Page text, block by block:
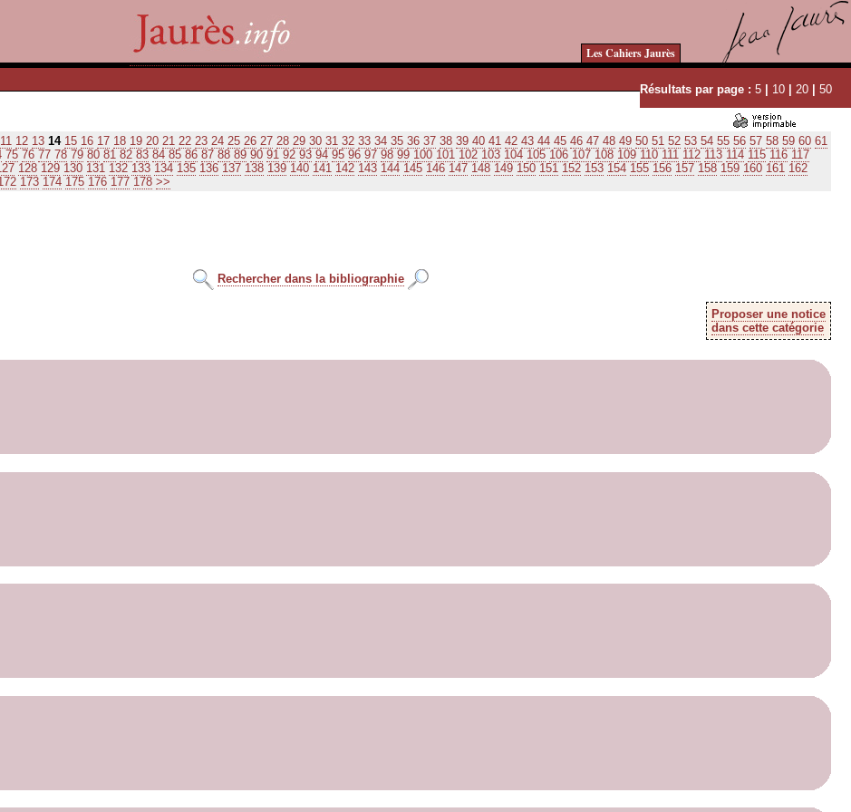
Les Cahiers Jaurès
Résultats par page : 5 | 10 | 20 | 50
11 12 13 14 15 16 17 18 19 20 21 22 23 24 25 26 27 28 29 30 31 32 33 34 35 36 37 38 39 40 41 42 43 44 45 46 47 48 49 50 51 52 53 54 55 56 57 58 59 60 61
75 76 77 78 79 80 81 82 83 84 85 86 87 88 89 90 91 92 93 94 95 96 97 98 99 100 101 102 103 104 105 106 107 108 109 110 111 112 113 114 115 116 117
128 129 130 131 132 133 134 135 136 137 138 139 140 141 142 143 144 145 146 147 148 149 150 151 152 153 154 155 156 157 158 159 160 161 162
173 174 175 176 177 178 >>
Rechercher dans la bibliographie
Proposer une notice
dans cette catégorie